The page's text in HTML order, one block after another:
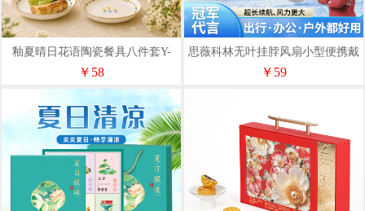
釉夏晴日花语陶瓷餐具八件套Y-
QR/L8
￥58
思薇科林无叶挂脖风扇小型便携戴
式随身挂脖子降温神器
￥59